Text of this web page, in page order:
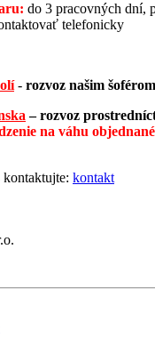
do 3 pracovných dní,
telefonicky
- rozvoz našim
–rozvoz
na váhu
kontakt